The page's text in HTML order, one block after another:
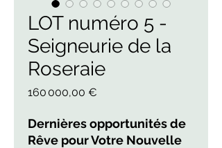
LOT numéro 5 -
Seigneurie de la
Roseraie
160 000,00 €
Dernières opportunités de
Rêve pour Votre Nouvelle